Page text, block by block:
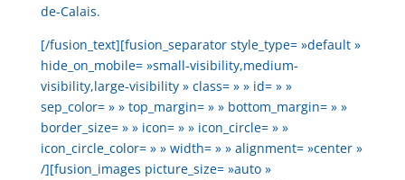
de-Calais.
[/fusion_text][fusion_separator style_type= »default »
hide_on_mobile= »small-visibility,medium-
visibility,large-visibility » class= » » id= » »
sep_color= » » top_margin= » » bottom_margin= » »
border_size= » » icon= » » icon_circle= » »
icon_circle_color= » » width= » » alignment= »center »
/][fusion_images picture_size= »auto »